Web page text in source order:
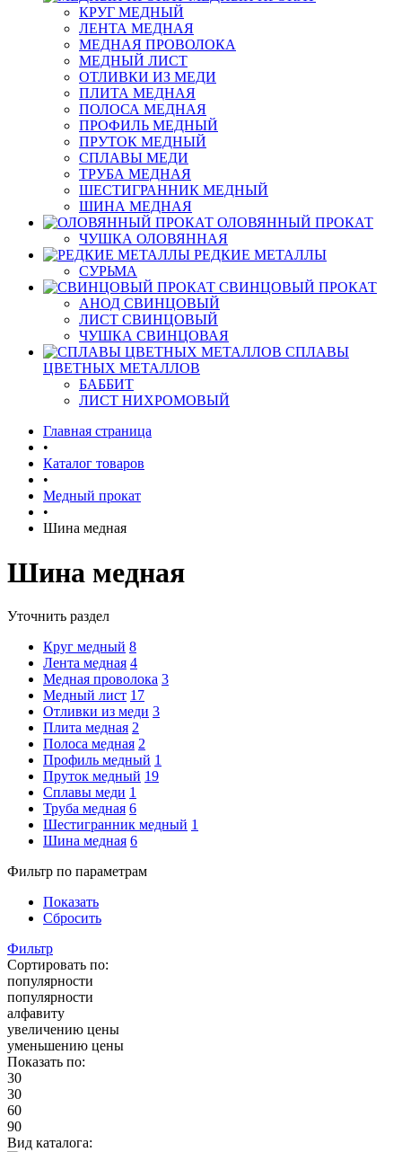
КРУГ МЕДНЫЙ
ЛЕНТА МЕДНАЯ
МЕДНАЯ ПРОВОЛОКА
МЕДНЫЙ ЛИСТ
ОТЛИВКИ ИЗ МЕДИ
ПЛИТА МЕДНАЯ
ПОЛОСА МЕДНАЯ
ПРОФИЛЬ МЕДНЫЙ
ПРУТОК МЕДНЫЙ
СПЛАВЫ МЕДИ
ТРУБА МЕДНАЯ
ШЕСТИГРАННИК МЕДНЫЙ
ШИНА МЕДНАЯ
ОЛОВЯННЫЙ ПРОКАТ
ЧУШКА ОЛОВЯННАЯ
РЕДКИЕ МЕТАЛЛЫ
СУРЬМА
СВИНЦОВЫЙ ПРОКАТ
АНОД СВИНЦОВЫЙ
ЛИСТ СВИНЦОВЫЙ
ЧУШКА СВИНЦОВАЯ
СПЛАВЫ
ЦВЕТНЫХ МЕТАЛЛОВ
БАББИТ
ЛИСТ НИХРОМОВЫЙ
Главная страница
•
Каталог товаров
•
Медный прокат
•
Шина медная
Шина медная
Уточнить раздел
Круг медный 8
Лента медная 4
Медная проволока 3
Медный лист 17
Отливки из меди 3
Плита медная 2
Полоса медная 2
Профиль медный 1
Пруток медный 19
Сплавы меди 1
Труба медная 6
Шестигранник медный 1
Шина медная 6
Фильтр по параметрам
Показать
Сбросить
Фильтр
Сортировать по:
популярности
популярности
алфавиту
увеличению цены
уменьшению цены
Показать по:
30
30
60
90
Вид каталога: